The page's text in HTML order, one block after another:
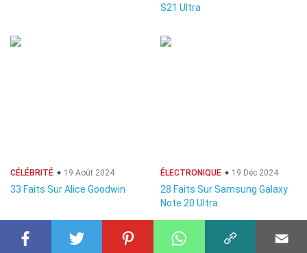
S21 Ultra
CÉLÉBRITÉ 19 Août 2024
33 Faits Sur Alice Goodwin
ÉLECTRONIQUE 19 Déc 2024
28 Faits Sur Samsung Galaxy
Note 20 Ultra